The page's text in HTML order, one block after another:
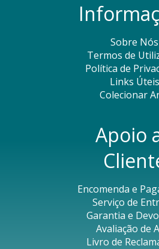
Sobre Nós
Termos de
Política de
Links Úteis
Colecionar
Apoio
Encomenda e
Serviço de
Garantia e
Avaliação de
Livro de